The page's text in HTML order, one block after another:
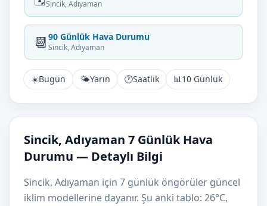
Sincik, Adıyaman
📆 90 Günlük Hava Durumu
Sincik, Adıyaman
☀️Bugün 🌤️Yarın 🕐Saatlik 📊10 Günlük
Sincik, Adıyaman 7 Günlük Hava
Durumu — Detaylı Bilgi
Sincik, Adıyaman için 7 günlük öngörüler güncel
iklim modellerine dayanır. Şu anki tablo: 26°C,